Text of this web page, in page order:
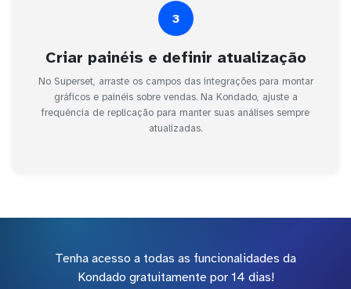
3
Criar painéis e definir atualização
No Superset, arraste os campos das integrações para montar
gráficos e painéis sobre vendas. Na Kondado, ajuste a
frequência de replicação para manter suas análises sempre
atualizadas.
Tenha acesso a todas as funcionalidades da
Kondado gratuitamente por 14 dias!